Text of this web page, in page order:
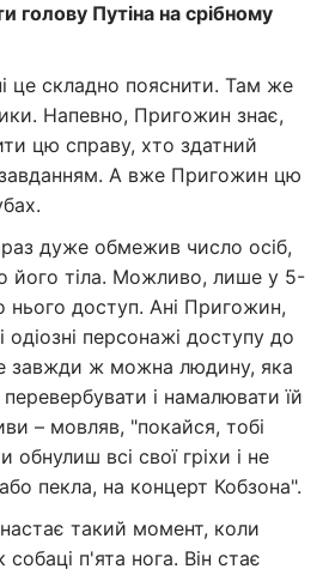
голову Путіна на срібному
це складно пояснити. Там же
Напевно, Пригожин знає,
цю справу, хто здатний
А вже Пригожин цю
дуже обмежив число осіб,
його тіла. Можливо, лише у 5-
нього доступ. Ані Пригожин,
одіозні персонажі доступу до
завжди ж можна людину, яка
і намалювати їй
– мовляв, "покайся, тобі
всі свої гріхи і не
пекла, на концерт Кобзона".
такий момент, коли
собаці п'ята нога. Він стає